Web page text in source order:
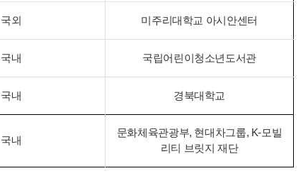
국외 미주리대학교 아시안센터
국내 국립어린이청소년도서관
국내 경북대학교
국내
문화체육관광부, 현대차그룹, K-모빌
리티 브릿지 재단